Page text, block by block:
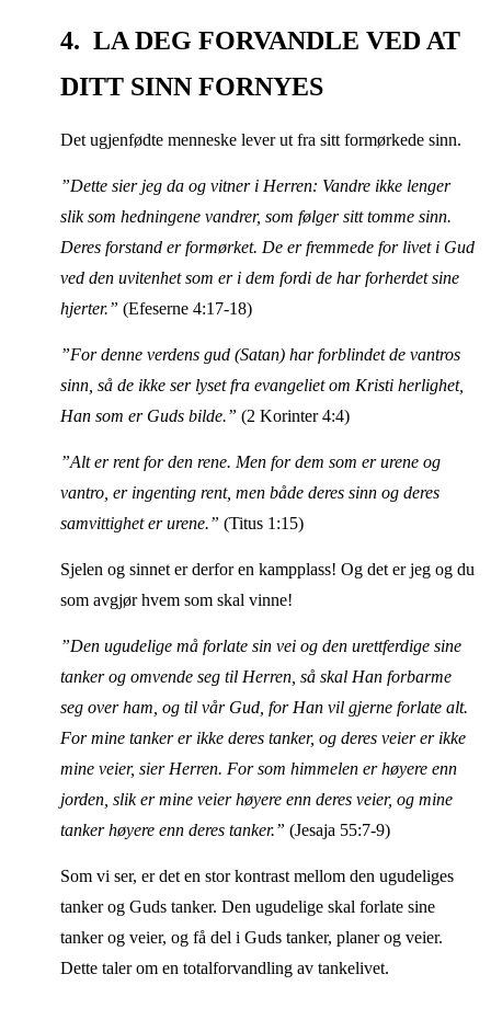
4. LA DEG FORVANDLE VED AT
DITT SINN FORNYES
Det ugjenfødte menneske lever ut fra sitt formørkede sinn.
”Dette sier jeg da og vitner i Herren: Vandre ikke lenger
slik som hedningene vandrer, som følger sitt tomme sinn.
Deres forstand er formørket. De er fremmede for livet i Gud
ved den uvitenhet som er i dem fordi de har forherdet sine
hjerter.” (Efeserne 4:17-18)
”For denne verdens gud (Satan) har forblindet de vantros
sinn, så de ikke ser lyset fra evangeliet om Kristi herlighet,
Han som er Guds bilde.” (2 Korinter 4:4)
”Alt er rent for den rene. Men for dem som er urene og
vantro, er ingenting rent, men både deres sinn og deres
samvittighet er urene.” (Titus 1:15)
Sjelen og sinnet er derfor en kampplass! Og det er jeg og du
som avgjør hvem som skal vinne!
”Den ugudelige må forlate sin vei og den urettferdige sine
tanker og omvende seg til Herren, så skal Han forbarme
seg over ham, og til vår Gud, for Han vil gjerne forlate alt.
For mine tanker er ikke deres tanker, og deres veier er ikke
mine veier, sier Herren. For som himmelen er høyere enn
jorden, slik er mine veier høyere enn deres veier, og mine
tanker høyere enn deres tanker.” (Jesaja 55:7-9)
Som vi ser, er det en stor kontrast mellom den ugudeliges
tanker og Guds tanker. Den ugudelige skal forlate sine
tanker og veier, og få del i Guds tanker, planer og veier.
Dette taler om en totalforvandling av tankelivet.